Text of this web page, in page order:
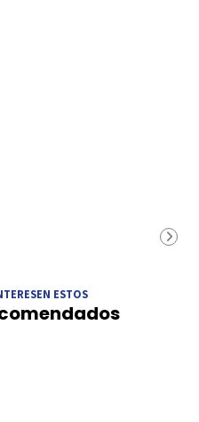
ESTOS